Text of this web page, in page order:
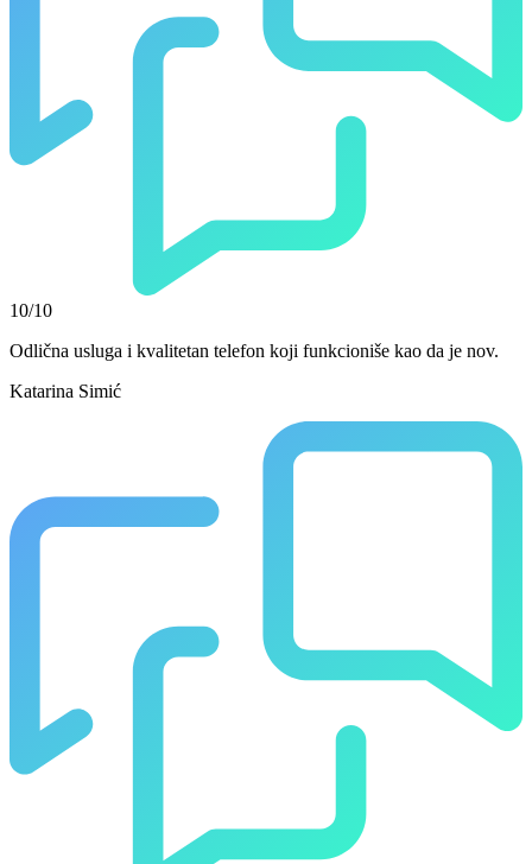
10/10
Odlična usluga i kvalitetan telefon koji funkcioniše kao da je nov.
Katarina Simić